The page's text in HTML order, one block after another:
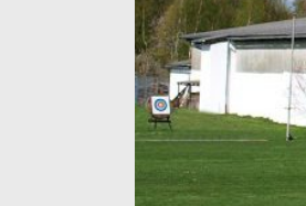
00:00
01:00
02:00